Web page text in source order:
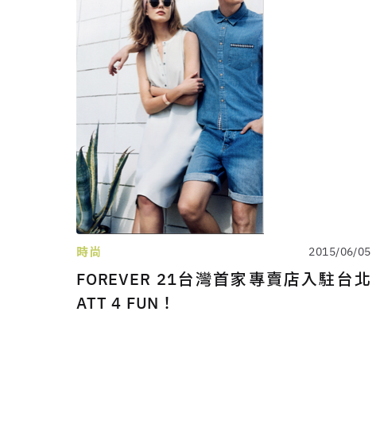
時尚 2015/06/05
FOREVER 21台灣首家專賣店入駐台北
ATT 4 FUN！